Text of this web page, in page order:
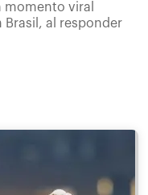
viral
al responder